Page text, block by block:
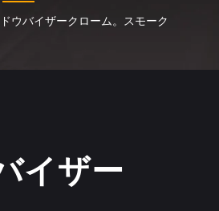
ウバイザークローム。スモーク
イザー